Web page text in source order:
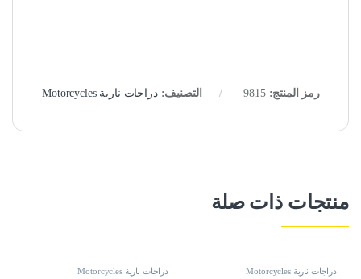
رمز المنتج:9815 التصنيف:دراجات نارية Motorcycles
منتجات ذات صلة
دراجات نارية Motorcycles دراجات نارية Motorcycles